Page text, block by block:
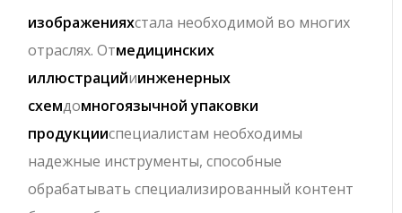
изображенияхстала необходимой во многих
отраслях. Отмедицинских
иллюстрацийиинженерных
схемдомногоязычной упаковки
продукцииспециалистам необходимы
надежные инструменты, способные
обрабатывать специализированный контент